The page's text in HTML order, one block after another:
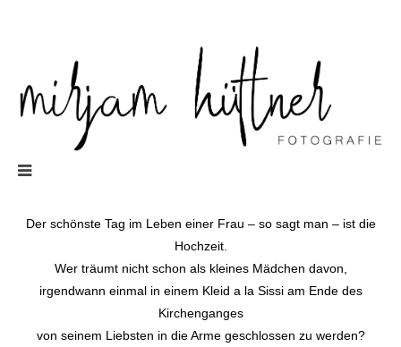
Der schönste Tag im Leben einer Frau – so sagt man – ist die
Hochzeit.
Wer träumt nicht schon als kleines Mädchen davon,
irgendwann einmal in einem Kleid a la Sissi am Ende des
Kirchenganges
von seinem Liebsten in die Arme geschlossen zu werden?